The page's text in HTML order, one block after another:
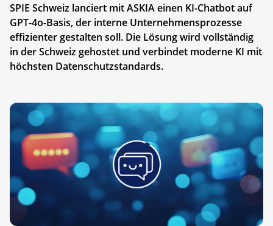
SPIE Schweiz lanciert mit ASKIA einen KI-Chatbot auf
GPT-4o-Basis, der interne Unternehmensprozesse
effizienter gestalten soll. Die Lösung wird vollständig
in der Schweiz gehostet und verbindet moderne KI mit
höchsten Datenschutzstandards.